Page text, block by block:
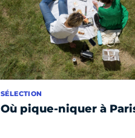
SÉLECTION
Où pique-niquer à